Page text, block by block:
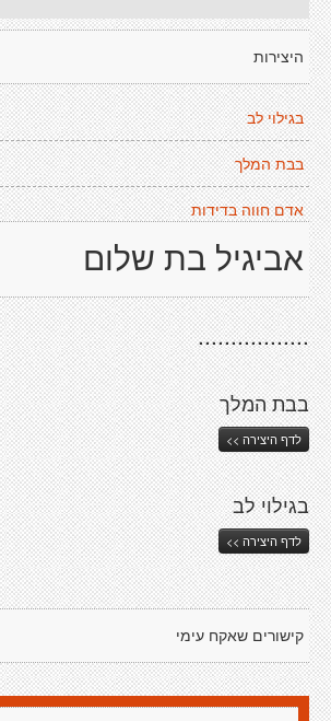
היצירות
בגילוי לב
בבת המלך
אדם חווה בדידות
אביגיל בת שלום
.................
בבת המלך
לדף היצירה >>
בגילוי לב
לדף היצירה >>
קישורים שאקח עימי